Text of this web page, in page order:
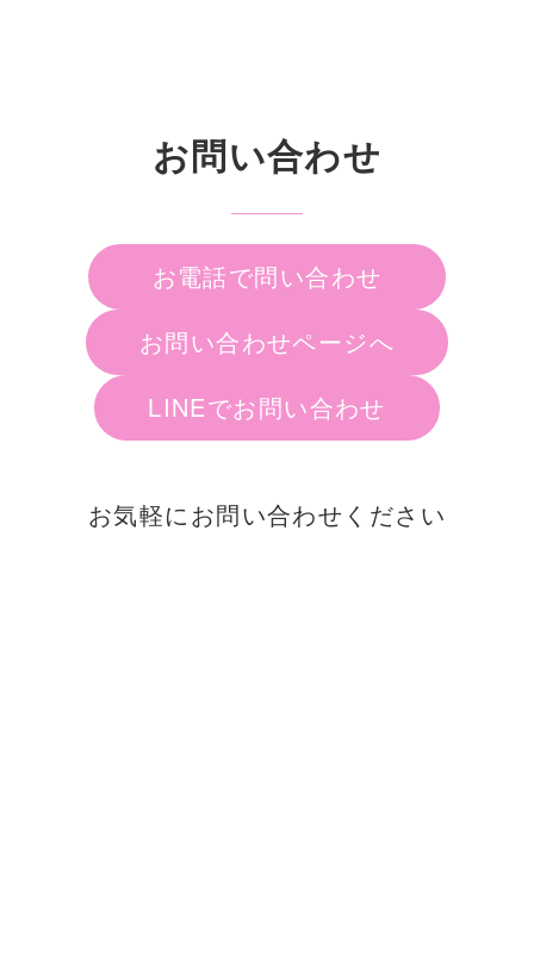
お問い合わせ
お電話で問い合わせ
お問い合わせページへ
LINEでお問い合わせ
お気軽にお問い合わせください